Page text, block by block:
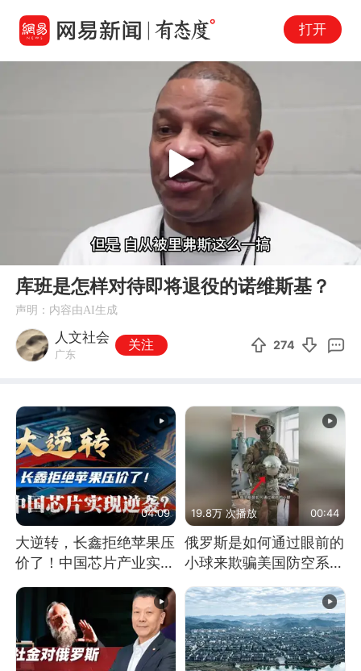
打开
Play
库班是怎样对待即将退役的诺维斯基？
声明：内容由AI生成
人文社会
广东
关注 274
04:09
大逆转，长鑫拒绝苹果压
价了！中国芯片产业实现
19.8万 次播放 00:44
俄罗斯是如何通过眼前的
小球来欺骗美国防空系统